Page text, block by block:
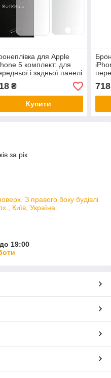
для Apple
5 комплект: для
і задньої панелі
поліуретанова
₴
Купити
718
за рік
З правого боку будівлі
Київ, Україна
19:00